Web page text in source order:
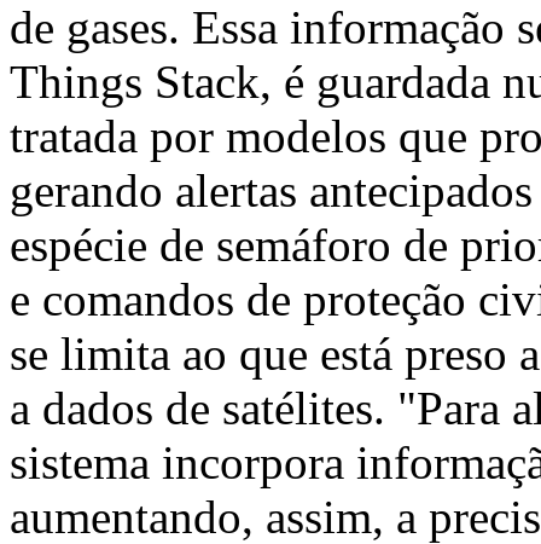
de gases. Essa informação
Things Stack, é guardada
tratada por modelos que
gerando alertas
espécie de semáforo de
e comandos de proteção
se limita ao que está preso
a dados de satélites. "Para
sistema incorpora
aumentando, assim, a